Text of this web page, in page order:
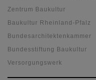
Zentrum Baukultur
Baukultur Rheinland-Pfalz
Bundesarchitektenkammer
Bundesstiftung Baukultur
Versorgungswerk